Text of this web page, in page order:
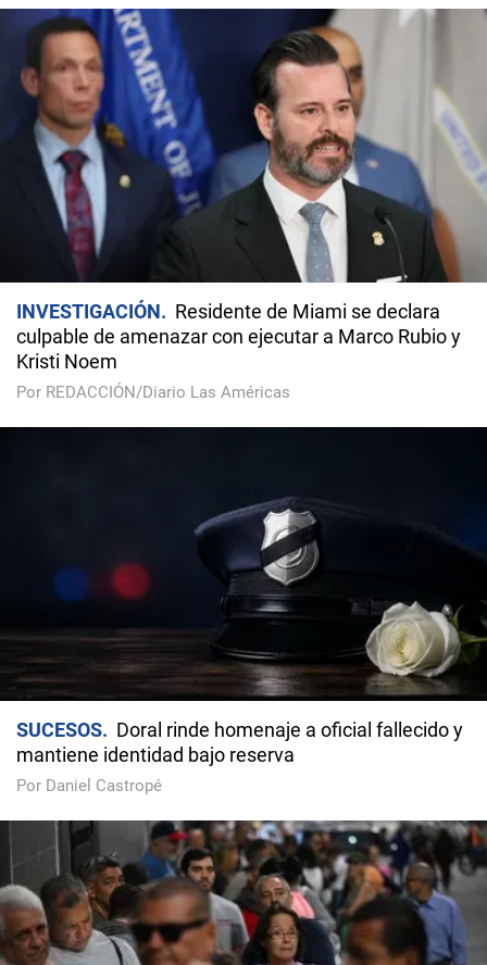
INVESTIGACIÓN
Residente de Miami se declara
culpable de amenazar con ejecutar a Marco Rubio y
Kristi Noem
Por REDACCIÓN/Diario Las Américas
SUCESOS
Doral rinde homenaje a oficial fallecido y
mantiene identidad bajo reserva
Por Daniel Castropé